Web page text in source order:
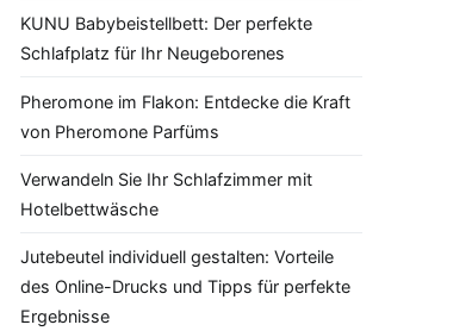
KUNU Babybeistellbett: Der perfekte
Schlafplatz für Ihr Neugeborenes
Pheromone im Flakon: Entdecke die Kraft
von Pheromone Parfüms
Verwandeln Sie Ihr Schlafzimmer mit
Hotelbettwäsche
Jutebeutel individuell gestalten: Vorteile
des Online-Drucks und Tipps für perfekte
Ergebnisse